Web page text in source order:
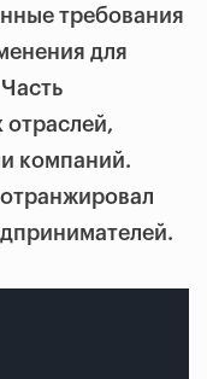
требования
для
отраслей,
компаний.